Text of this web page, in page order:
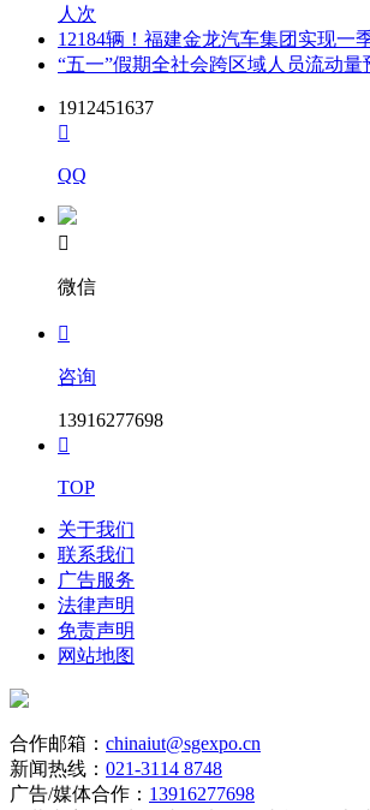
人次
12184辆！福建金龙汽车集团实现一
“五一”假期全社会跨区域人员流动量
1912451637

QQ

微信

咨询
13916277698

TOP
关于我们
联系我们
广告服务
法律声明
免责声明
网站地图
合作邮箱： chinaiut@sgexpo.cn
新闻热线： 021-3114 8748
广告/媒体合作： 13916277698